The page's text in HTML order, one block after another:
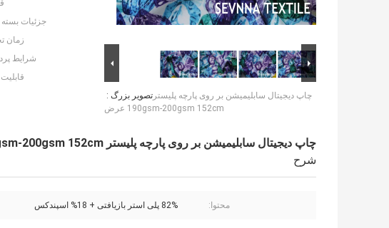
تصویر بزرگ : چاپ دیجیتال سابلیمیشن بر روی پارچه پلیستر
190gsm-200gsm 152cm عرض
جزئیات بسته
زمان
شرایط
قابلیت
چاپ دیجیتال سابلیمیشن بر روی پارچه پلیستر 190gsm-200gsm 152cm عرض
شرح
محتوا: 82% پلی استر بازیافتی + 18% اسپندکس